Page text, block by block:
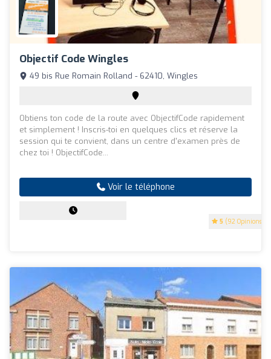
Objectif Code Wingles
5 (92 Opinions)
49 bis Rue Romain Rolland - 62410, Wingles
Obtiens ton code de la route avec ObjectifCode rapidement
et simplement ! Inscris-toi en quelques clics et réserve la
session qui te convient, dans un centre d'examen près de
chez toi ! ObjectifCode...
Voir le téléphone